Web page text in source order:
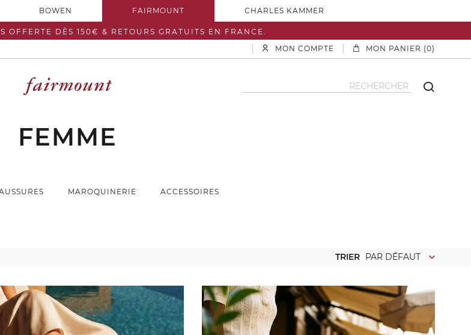
BOWEN FAIRMOUNT CHARLES KAMMER
OFFERTE DÈS 150€ & RETOURS GRATUITS EN FRANCE.
MON COMPTE MON PANIER (0)
FEMME
MAROQUINERIE ACCESSOIRES
TRIER PAR DÉFAUT